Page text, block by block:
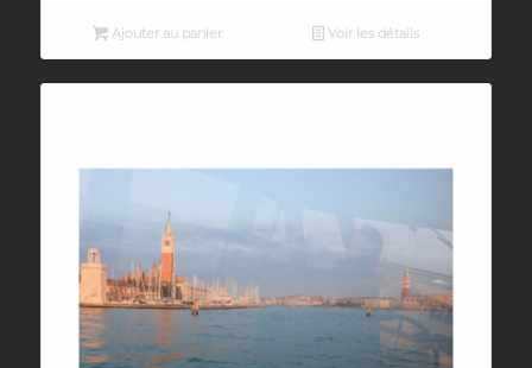
Ajouter au panier Voir les détails